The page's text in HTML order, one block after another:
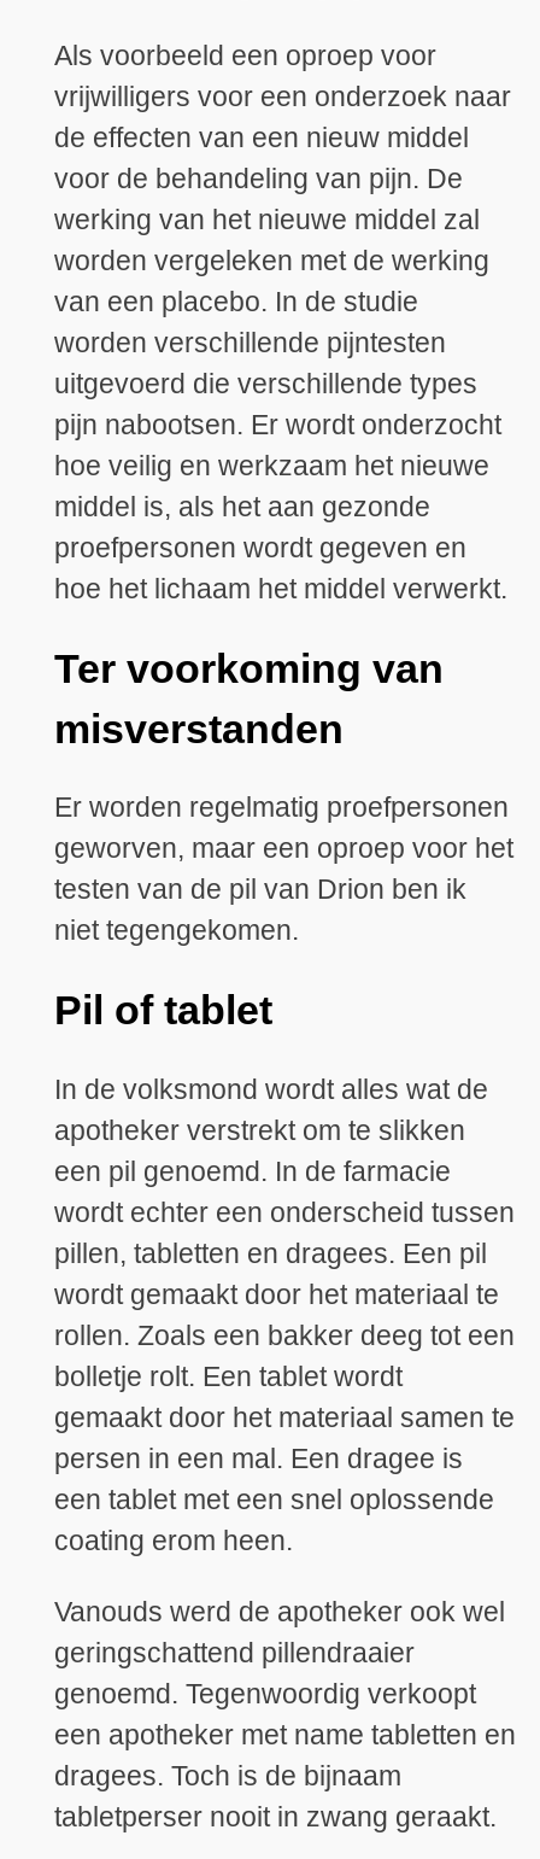
Als voorbeeld een oproep voor
vrijwilligers voor een onderzoek naar
de effecten van een nieuw middel
voor de behandeling van pijn. De
werking van het nieuwe middel zal
worden vergeleken met de werking
van een placebo. In de studie
worden verschillende pijntesten
uitgevoerd die verschillende types
pijn nabootsen. Er wordt onderzocht
hoe veilig en werkzaam het nieuwe
middel is, als het aan gezonde
proefpersonen wordt gegeven en
hoe het lichaam het middel verwerkt.
Ter voorkoming van
misverstanden
Er worden regelmatig proefpersonen
geworven, maar een oproep voor het
testen van de pil van Drion ben ik
niet tegengekomen.
Pil of tablet
In de volksmond wordt alles wat de
apotheker verstrekt om te slikken
een pil genoemd. In de farmacie
wordt echter een onderscheid tussen
pillen, tabletten en dragees. Een pil
wordt gemaakt door het materiaal te
rollen. Zoals een bakker deeg tot een
bolletje rolt. Een tablet wordt
gemaakt door het materiaal samen te
persen in een mal. Een dragee is
een tablet met een snel oplossende
coating erom heen.
Vanouds werd de apotheker ook wel
geringschattend pillendraaier
genoemd. Tegenwoordig verkoopt
een apotheker met name tabletten en
dragees. Toch is de bijnaam
tabletperser nooit in zwang geraakt.